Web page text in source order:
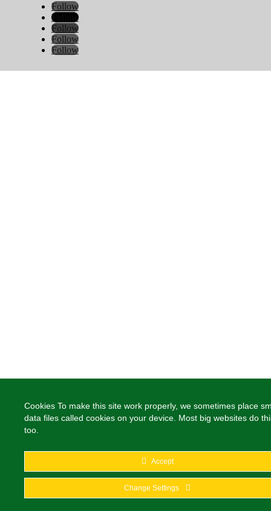
Follow
Follow
Follow
Follow
Follow
Cookies To make this site work properly, we sometimes place
data files called cookies on your device. Most big websites do
too.
Accept
Change Settings